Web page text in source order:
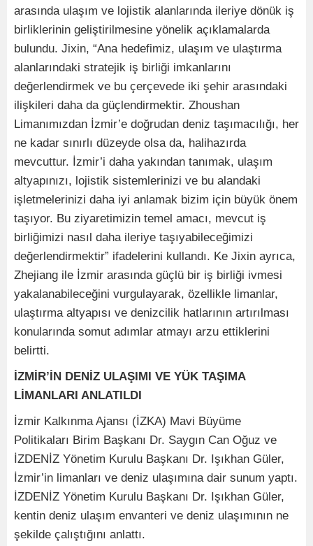
arasında ulaşım ve lojistik alanlarında ileriye dönük iş
birliklerinin geliştirilmesine yönelik açıklamalarda
bulundu. Jixin, “Ana hedefimiz, ulaşım ve ulaştırma
alanlarındaki stratejik iş birliği imkanlarını
değerlendirmek ve bu çerçevede iki şehir arasındaki
ilişkileri daha da güçlendirmektir. Zhoushan
Limanımızdan İzmir’e doğrudan deniz taşımacılığı, her
ne kadar sınırlı düzeyde olsa da, halihazırda
mevcuttur. İzmir’i daha yakından tanımak, ulaşım
altyapınızı, lojistik sistemlerinizi ve bu alandaki
işletmelerinizi daha iyi anlamak bizim için büyük önem
taşıyor. Bu ziyaretimizin temel amacı, mevcut iş
birliğimizi nasıl daha ileriye taşıyabileceğimizi
değerlendirmektir” ifadelerini kullandı. Ke Jixin ayrıca,
Zhejiang ile İzmir arasında güçlü bir iş birliği ivmesi
yakalanabileceğini vurgulayarak, özellikle limanlar,
ulaştırma altyapısı ve denizcilik hatlarının artırılması
konularında somut adımlar atmayı arzu ettiklerini
belirtti.
İZMİR’İN DENİZ ULAŞIMI VE YÜK TAŞIMA
LİMANLARI ANLATILDI
İzmir Kalkınma Ajansı (İZKA) Mavi Büyüme
Politikaları Birim Başkanı Dr. Saygın Can Oğuz ve
İZDENİZ Yönetim Kurulu Başkanı Dr. Işıkhan Güler,
İzmir’in limanları ve deniz ulaşımına dair sunum yaptı.
İZDENİZ Yönetim Kurulu Başkanı Dr. Işıkhan Güler,
kentin deniz ulaşım envanteri ve deniz ulaşımının ne
şekilde çalıştığını anlattı.